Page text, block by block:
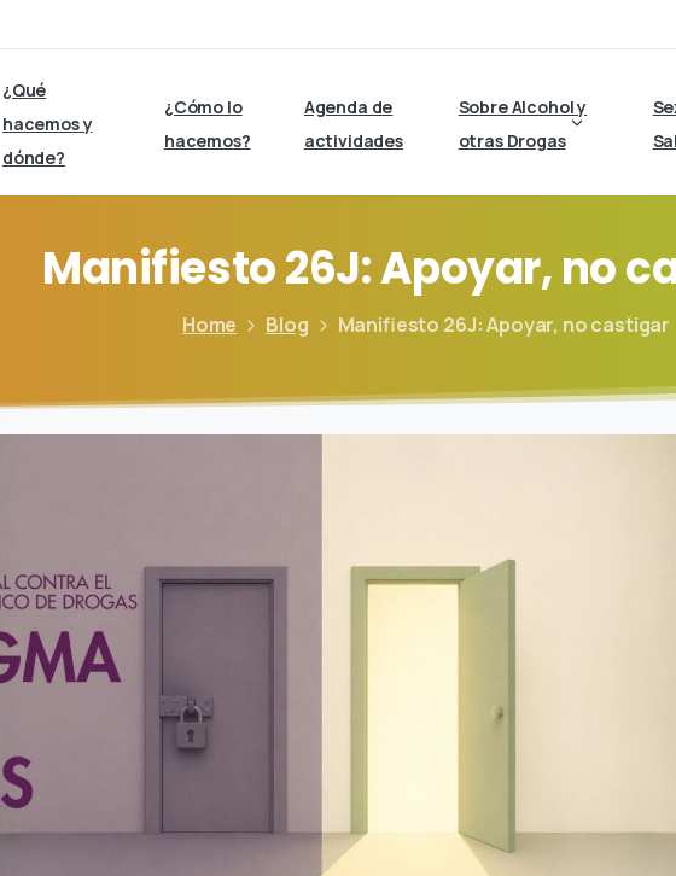
¿Qué
hacemos y
dónde?
¿Cómo lo
hacemos?
Agenda de
actividades
Sobre Alcohol y
otras Drogas
Manifiesto26J:Apoyar,no
Home Blog Manifiesto 26J: Apoyar, no castigar